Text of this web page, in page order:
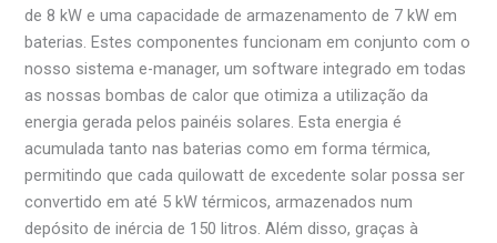
de 8 kW e uma capacidade de armazenamento de 7 kW em
baterias. Estes componentes funcionam em conjunto com o
nosso sistema e-manager, um software integrado em todas
as nossas bombas de calor que otimiza a utilização da
energia gerada pelos painéis solares. Esta energia é
acumulada tanto nas baterias como em forma térmica,
permitindo que cada quilowatt de excedente solar possa ser
convertido em até 5 kW térmicos, armazenados num
depósito de inércia de 150 litros. Além disso, graças à